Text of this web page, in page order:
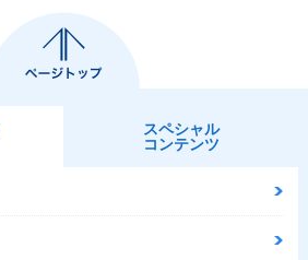
スペシャル
コンテンツ